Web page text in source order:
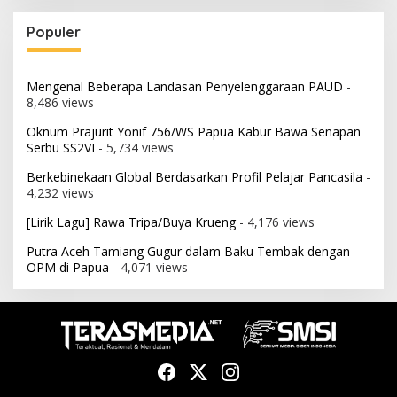
Populer
Mengenal Beberapa Landasan Penyelenggaraan PAUD -
8,486 views
Oknum Prajurit Yonif 756/WS Papua Kabur Bawa Senapan
Serbu SS2VI - 5,734 views
Berkebinekaan Global Berdasarkan Profil Pelajar Pancasila -
4,232 views
[Lirik Lagu] Rawa Tripa/Buya Krueng- 4,176 views
Putra Aceh Tamiang Gugur dalam Baku Tembak dengan
OPM di Papua - 4,071 views